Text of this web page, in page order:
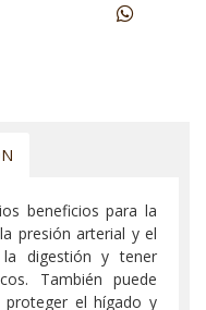
beneficios para la
presión arterial y el
digestión y tener
También puede
el hígado y